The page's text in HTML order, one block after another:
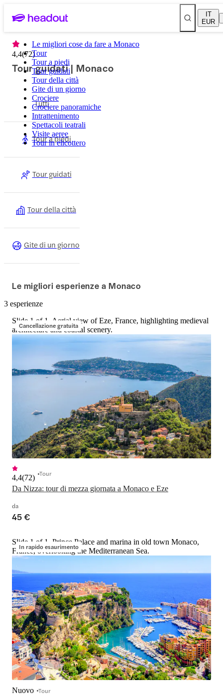
IT
EUR
Le migliori cose da fare a Monaco
Tour
Tour a piedi
Tour guidati
Tour della città
Gite di un giorno
Crociere
Crociere panoramiche
Intrattenimento
Spettacoli teatrali
Visite aeree
Tour in elicottero
4,4(72)
Tour guidati | Monaco
Tutti
Tour a piedi
Tour guidati
Tour della città
Gite di un giorno
Le migliori esperienze a Monaco
3 esperienze
Cancellazione gratuita
Slide 1 of 1, Aerial view of Eze, France, highlighting medieval
architecture and coastal scenery.
Da Nizza: tour di mezza giornata a Monaco e Eze
4,4(72) Tour
da
45 €
In rapido esaurimento
Slide 1 of 1, Prince Palace and marina in old town Monaco,
France, overlooking the Mediterranean Sea.
Nuovo Tour